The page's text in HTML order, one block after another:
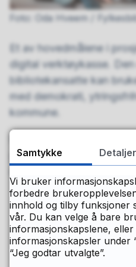
Oda Hveem /
Et av hovedmålene i
digital verktøykasse.
bibliotekansatte kan
med demokrati,
kommune.
godt
spørreundersøkelse
kvalitative intervjuer
prosessverksteder
2 podkast-episoder
Samtykke Detaljer
Vi bruker
forbedre
innhold og tilby funksjoner
vår. Du kan velge å bare
informasjonskapslene,
informasjonskapsler under
“Jeg godtar utvalgte”.